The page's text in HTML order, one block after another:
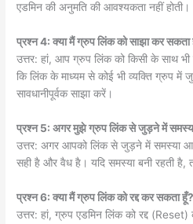
एडमिन की अनुमति की आवश्यकता नहीं होती।
प्रश्न 4: क्या मैं ग्रुप लिंक को साझा कर सकता
उत्तर: हां, आप ग्रुप लिंक को किसी के साथ
कि लिंक के माध्यम से कोई भी व्यक्ति ग्रुप में
सावधानीपूर्वक साझा करें।
प्रश्न 5: अगर मुझे ग्रुप लिंक से जुड़ने में
उत्तर: अगर आपको लिंक से जुड़ने में समस्या आ
सही है और वैध है। यदि समस्या बनी रहती है,
प्रश्न 6: क्या मैं ग्रुप लिंक को रद्द कर सकता हूँ?
उत्तर: हां, ग्रुप एडमिन लिंक को रद्द